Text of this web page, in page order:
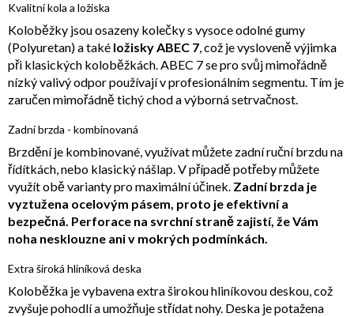
Kvalitní kola a ložiska
Koloběžky jsou osazeny kolečky s vysoce odolné gumy
(Polyuretan) a také ložisky ABEC 7, což je vysloveně výjimka
při klasických koloběžkách. ABEC 7 se pro svůj mimořádně
nízký valivý odpor používají v profesionálním segmentu. Tím je
zaručen mimořádně tichý chod a výborná setrvačnost.
Zadní brzda - kombinovaná
Brzdění je kombinované, využívat můžete zadní ruční brzdu na
řídítkách, nebo klasický nášlap. V případě potřeby můžete
využít obě varianty pro maximální účinek. Zadní brzda je
vyztužena ocelovým pásem, proto je efektivní a
bezpečná. Perforace na svrchní straně zajistí, že Vám
noha nesklouzne ani v mokrých podmínkách.
Extra široká hliníková deska
Koloběžka je vybavena extra širokou hliníkovou deskou, což
zvyšuje pohodlí a umožňuje střídat nohy. Deska je potažena